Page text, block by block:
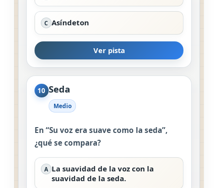
C Asíndeton
Ver pista
10 Seda
Medio
En “Su voz era suave como la seda”,
¿qué se compara?
A La suavidad de la voz con la
suavidad de la seda.